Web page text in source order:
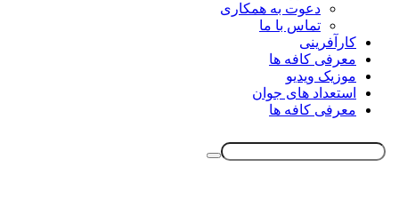
دعوت به همکاری
تماس با ما
کارآفرینی
معرفی کافه ها
موزیک ویدیو
استعداد های جوان
معرفی کافه ها